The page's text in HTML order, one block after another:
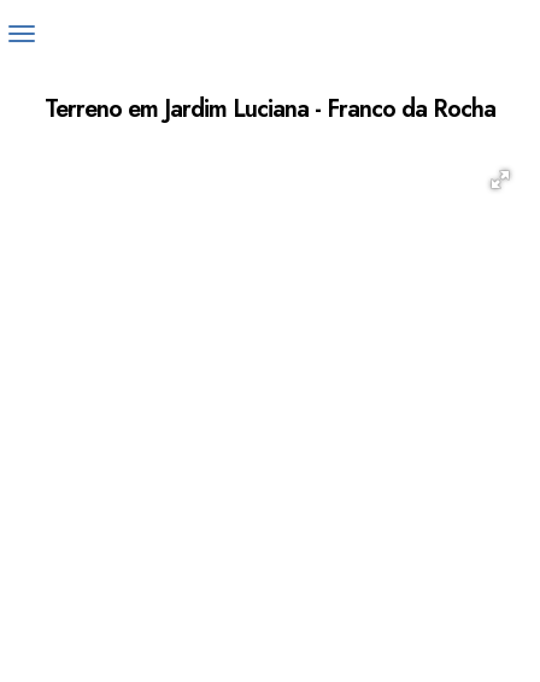
Terreno em Jardim Luciana - Franco da Rocha